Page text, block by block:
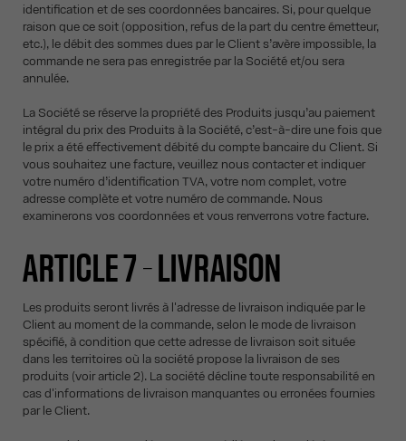
identification et de ses coordonnées bancaires. Si, pour quelque
raison que ce soit (opposition, refus de la part du centre émetteur,
etc.), le débit des sommes dues par le Client s’avère impossible, la
commande ne sera pas enregistrée par la Société et/ou sera
annulée.
La Société se réserve la propriété des Produits jusqu’au paiement
intégral du prix des Produits à la Société, c’est-à-dire une fois que
le prix a été effectivement débité du compte bancaire du Client. Si
vous souhaitez une facture, veuillez nous contacter et indiquer
votre numéro d’identification TVA, votre nom complet, votre
adresse complète et votre numéro de commande. Nous
examinerons vos coordonnées et vous renverrons votre facture.
ARTICLE 7 – LIVRAISON
Les produits seront livrés à l'adresse de livraison indiquée par le
Client au moment de la commande, selon le mode de livraison
spécifié, à condition que cette adresse de livraison soit située
dans les territoires où la société propose la livraison de ses
produits (voir article 2). La société décline toute responsabilité en
cas d'informations de livraison manquantes ou erronées fournies
par le Client.